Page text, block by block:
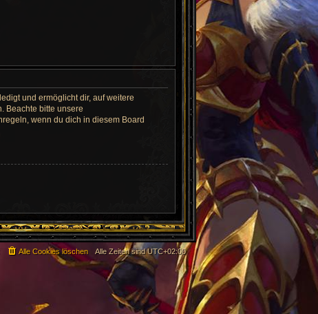
und ermöglicht dir, auf weitere
Beachte bitte unsere
wenn du dich in diesem Board
Alle Zeiten sindUTC+02:00
Alle Cookies löschen